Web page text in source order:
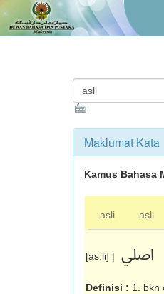
Maklumat Kata
Kamus Bahasa
asli asli
[as.li] | اصلي
Definisi : 1. bkn